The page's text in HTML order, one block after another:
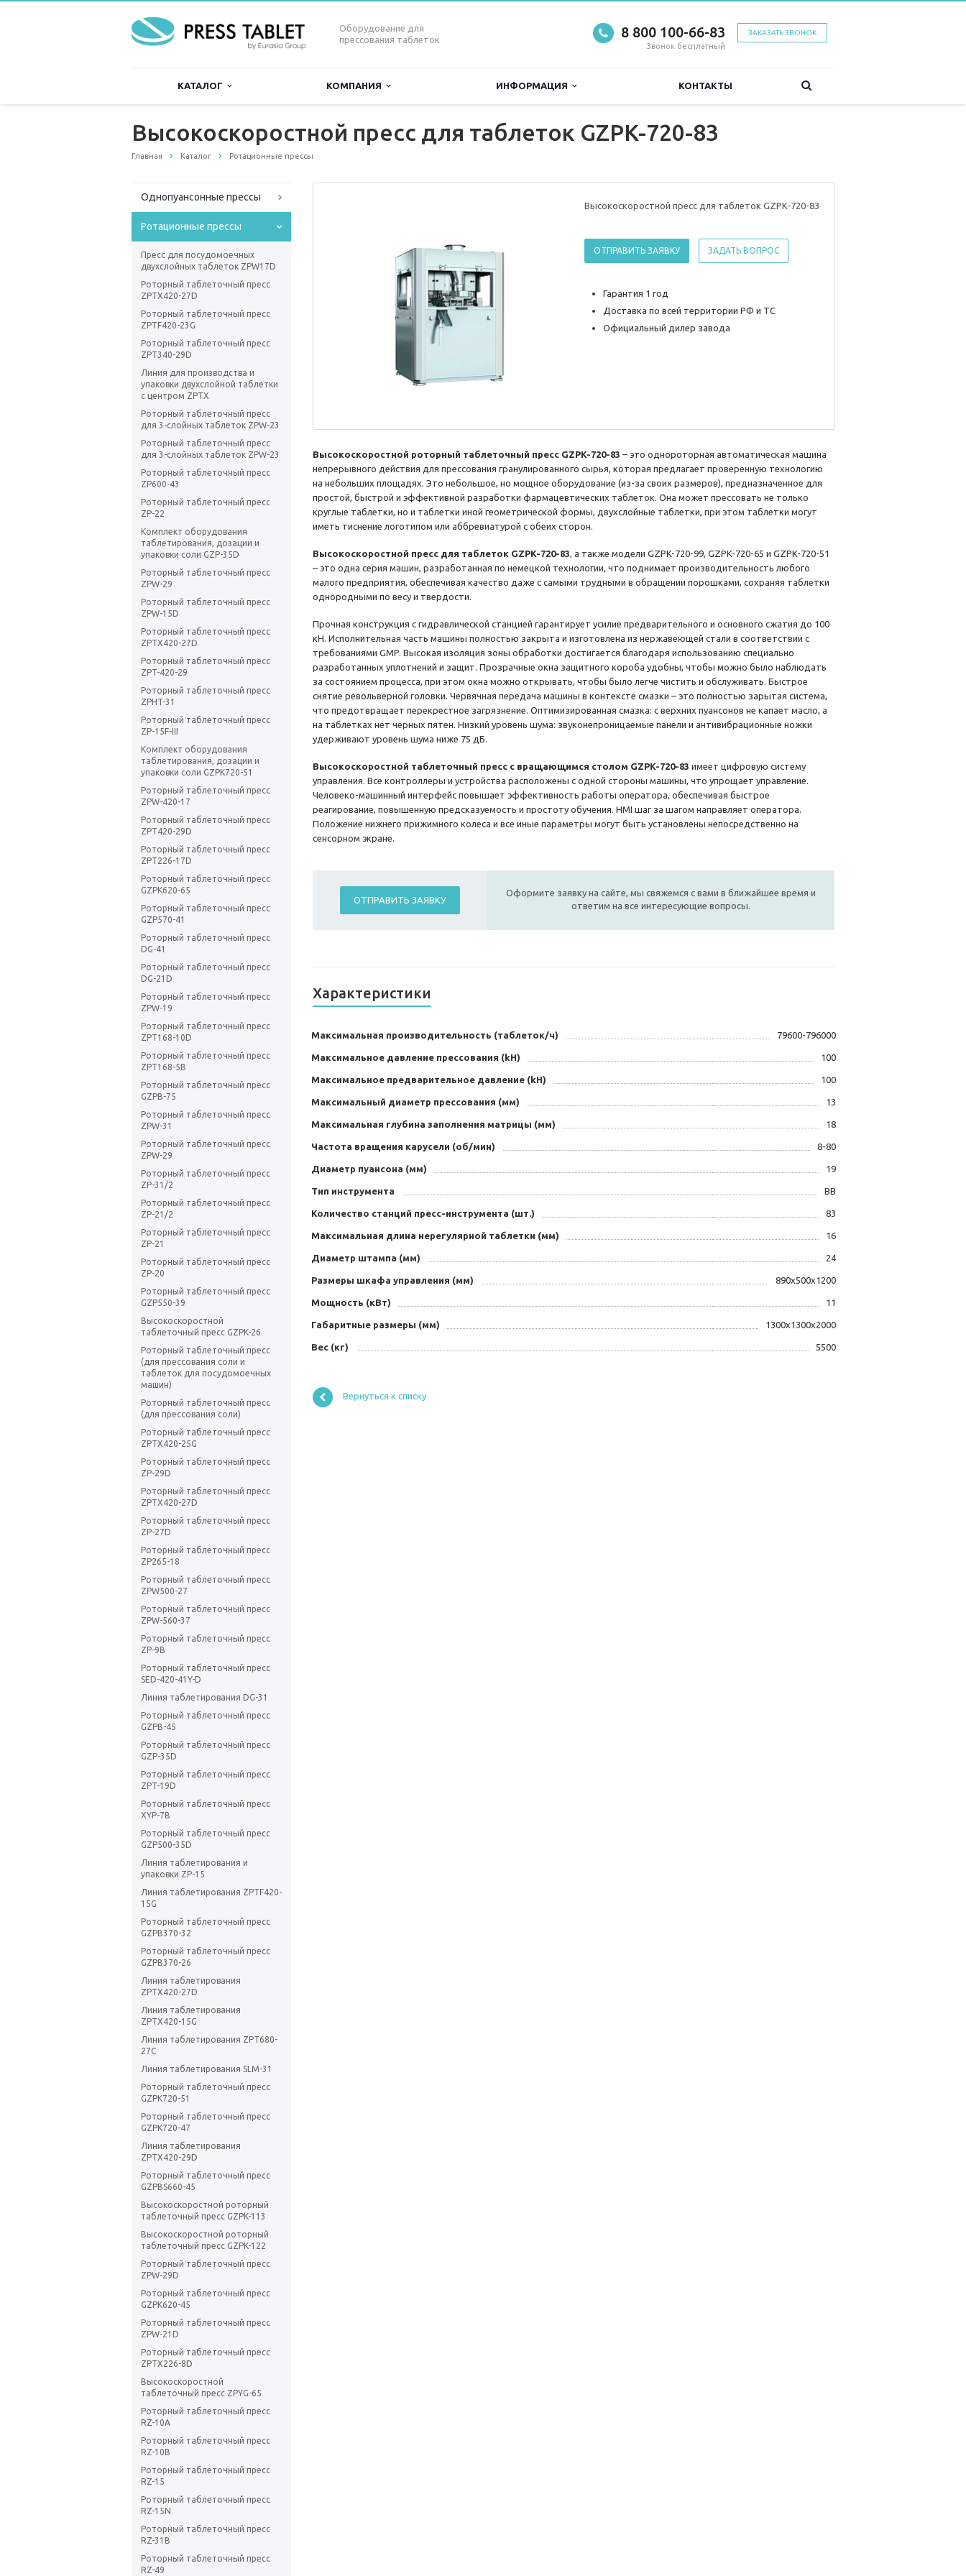
Оборудование для
прессования таблеток
ЗАКАЗАТЬ ЗВОНОК
8 800 100-66-83
Звонок бесплатный
КАТАЛОГ КОМПАНИЯ ИНФОРМАЦИЯ КОНТАКТЫ
Высокоскоростной пресс для таблеток GZPK-720-83
Главная Каталог Ротационные прессы
Однопуансонные прессы
Ротационные прессы
Пресс для посудомоечных
двухслойных таблеток ZPW17D
Роторный таблеточный пресс
ZPTХ420-27D
Роторный таблеточный пресс
ZPTF420-23G
Роторный таблеточный пресс
ZPT340-29D
Линия для производства и
упаковки двухслойной таблетки
с центром ZPTX
Роторный таблеточный пресс
для 3-слойных таблеток ZPW-23
Роторный таблеточный пресс
для 3-слойных таблеток ZPW-23
Роторный таблеточный пресс
ZP600-43
Роторный таблеточный пресс
ZP-22
Комплект оборудования
таблетирования, дозации и
упаковки соли GZP-35D
Роторный таблеточный пресс
ZPW-29
Роторный таблеточный пресс
ZPW-15D
Роторный таблеточный пресс
ZPTХ420-27D
Роторный таблеточный пресс
ZPT-420-29
Роторный таблеточный пресс
ZPHT-31
Роторный таблеточный пресс
ZP-15F-III
Комплект оборудования
таблетирования, дозации и
упаковки соли GZPK720-51
Роторный таблеточный пресс
ZPW-420-17
Роторный таблеточный пресс
ZPT420-29D
Роторный таблеточный пресс
ZPT226-17D
Роторный таблеточный пресс
GZPK620-65
Роторный таблеточный пресс
GZP570-41
Роторный таблеточный пресс
DG-41
Роторный таблеточный пресс
DG-21D
Роторный таблеточный пресс
ZPW-19
Роторный таблеточный пресс
ZPT168-10D
Роторный таблеточный пресс
ZPT168-5В
Роторный таблеточный пресс
GZPB-75
Роторный таблеточный пресс
ZPW-31
Роторный таблеточный пресс
ZPW-29
Роторный таблеточный пресс
ZP-31/2
Роторный таблеточный пресс
ZP-21/2
Роторный таблеточный пресс
ZP-21
Роторный таблеточный пресс
ZP-20
Роторный таблеточный пресс
GZP550-39
Высокоскоростной
таблеточный пресс GZPK-26
Роторный таблеточный пресс
(для прессования соли и
таблеток для посудомоечных
машин)
Роторный таблеточный пресс
(для прессования соли)
Роторный таблеточный пресс
ZPTX420-25G
Роторный таблеточный пресс
ZP-29D
Роторный таблеточный пресс
ZPTX420-27D
Роторный таблеточный пресс
ZP-27D
Роторный таблеточный пресс
ZP265-18
Роторный таблеточный пресс
ZPW500-27
Роторный таблеточный пресс
ZPW-560-37
Роторный таблеточный пресс
ZP-9В
Роторный таблеточный пресс
SED-420-41Y-D
Линия таблетирования DG-31
Роторный таблеточный пресс
GZPB-45
Роторный таблеточный пресс
GZP-35D
Роторный таблеточный пресс
ZPT-19D
Роторный таблеточный пресс
XYP-7B
Роторный таблеточный пресс
GZP500-35D
Линия таблетирования и
упаковки ZP-15
Линия таблетирования ZPTF420-
15G
Роторный таблеточный пресс
GZPB370-32
Роторный таблеточный пресс
GZPB370-26
Линия таблетирования
ZPTX420-27D
Линия таблетирования
ZPTX420-15G
Линия таблетирования ZPT680-
27C
Линия таблетирования SLM-31
Роторный таблеточный пресс
GZPK720-51
Роторный таблеточный пресс
GZPK720-47
Линия таблетирования
ZPTX420-29D
Роторный таблеточный пресс
GZPBS660-45
Высокоскоростной роторный
таблеточный пресс GZPK-113
Высокоскоростной роторный
таблеточный пресс GZPK-122
Роторный таблеточный пресс
ZPW-29D
Роторный таблеточный пресс
GZPK620-45
Роторный таблеточный пресс
ZPW-21D
Роторный таблеточный пресс
ZPTX226-8D
Высокоскоростной
таблеточный пресс ZPYG-65
Роторный таблеточный пресс
RZ-10A
Роторный таблеточный пресс
RZ-10B
Роторный таблеточный пресс
RZ-15
Роторный таблеточный пресс
RZ-15N
Роторный таблеточный пресс
RZ-31B
Роторный таблеточный пресс
RZ-49
Высокоскоростной пресс для таблеток GZPK-720-83
ОТПРАВИТЬ ЗАЯВКУ ЗАДАТЬ ВОПРОС
Гарантия 1 год
Доставка по всей территории РФ и ТС
Официальный дилер завода
Высокоскоростной роторный таблеточный пресс GZPK-720-83 – это однороторная автоматическая машина
непрерывного действия для прессования гранулированного сырья, которая предлагает проверенную технологию
на небольших площадях. Это небольшое, но мощное оборудование (из-за своих размеров), предназначенное для
простой, быстрой и эффективной разработки фармацевтических таблеток. Она может прессовать не только
круглые таблетки, но и таблетки иной геометрической формы, двухслойные таблетки, при этом таблетки могут
иметь тиснение логотипом или аббревиатурой с обеих сторон.
Высокоскоростной пресс для таблеток GZPK-720-83, а также модели GZPK-720-99, GZPK-720-65 и GZPK-720-51
– это одна серия машин, разработанная по немецкой технологии, что поднимает производительность любого
малого предприятия, обеспечивая качество даже с самыми трудными в обращении порошками, сохраняя таблетки
однородными по весу и твердости.
Прочная конструкция с гидравлической станцией гарантирует усилие предварительного и основного сжатия до 100
кН. Исполнительная часть машины полностью закрыта и изготовлена ​​из нержавеющей стали в соответствии с
требованиями GMP. Высокая изоляция зоны обработки достигается благодаря использованию специально
разработанных уплотнений и защит. Прозрачные окна защитного короба удобны, чтобы можно было наблюдать
за состоянием процесса, при этом окна можно открывать, чтобы было легче чистить и обслуживать. Быстрое
снятие револьверной головки. Червячная передача машины в контексте смазки – это полностью зарытая система,
что предотвращает перекрестное загрязнение. Оптимизированная смазка: с верхних пуансонов не капает масло, а
на таблетках нет черных пятен. Низкий уровень шума: звуконепроницаемые панели и антивибрационные ножки
удерживают уровень шума ниже 75 дБ.
Высокоскоростной таблеточный пресс с вращающимся столом GZPK-720-83 имеет цифровую систему
управления. Все контроллеры и устройства расположены с одной стороны машины, что упрощает управление.
Человеко-машинный интерфейс повышает эффективность работы оператора, обеспечивая быстрое
реагирование, повышенную предсказуемость и простоту обучения. HMI шаг за шагом направляет оператора.
Положение нижнего прижимного колеса и все иные параметры могут быть установлены непосредственно на
сенсорном экране.
ОТПРАВИТЬ ЗАЯВКУ
Оформите заявку на сайте, мы свяжемся с вами в ближайшее время и
ответим на все интересующие вопросы.
Характеристики
Максимальная производительность (таблеток/ч) 79600-796000
Максимальное давление прессования (kH) 100
Максимальное предварительное давление (kH) 100
Максимальный диаметр прессования (мм) 13
Максимальная глубина заполнения матрицы (мм) 18
Частота вращения карусели (об/мин) 8-80
Диаметр пуансона (мм) 19
Тип инструмента BB
Количество станций пресс-инструмента (шт.) 83
Максимальная длина нерегулярной таблетки (мм) 16
Диаметр штампа (мм) 24
Размеры шкафа управления (мм) 890x500x1200
Мощность (кВт) 11
Габаритные размеры (мм) 1300x1300x2000
Вес (кг) 5500
Вернуться к списку